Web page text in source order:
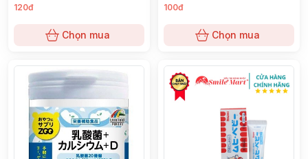
120đ
Chọn mua
100đ
Chọn mua